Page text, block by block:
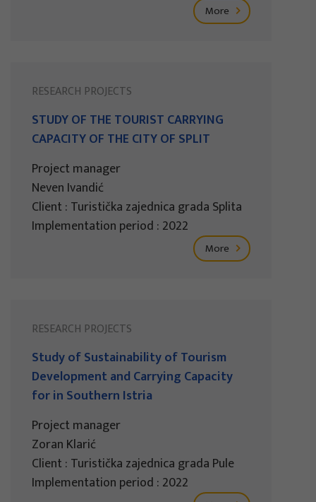
More
RESEARCH PROJECTS
STUDY OF THE TOURIST CARRYING
CAPACITY OF THE CITY OF SPLIT
Project manager
Neven Ivandić
Client : Turistička zajednica grada Splita
Implementation period : 2022
More
RESEARCH PROJECTS
Study of Sustainability of Tourism
Development and Carrying Capacity
for in Southern Istria
Project manager
Zoran Klarić
Client : Turistička zajednica grada Pule
Implementation period : 2022